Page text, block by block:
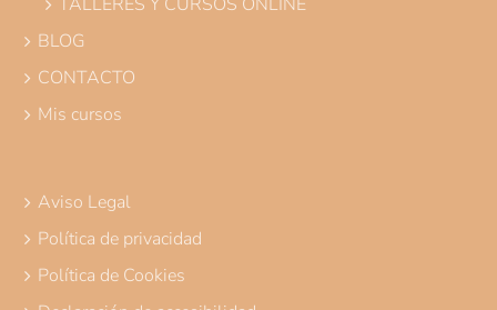
BLOG
CONTACTO
Mis cursos
Aviso Legal
Política de privacidad
Política de Cookies